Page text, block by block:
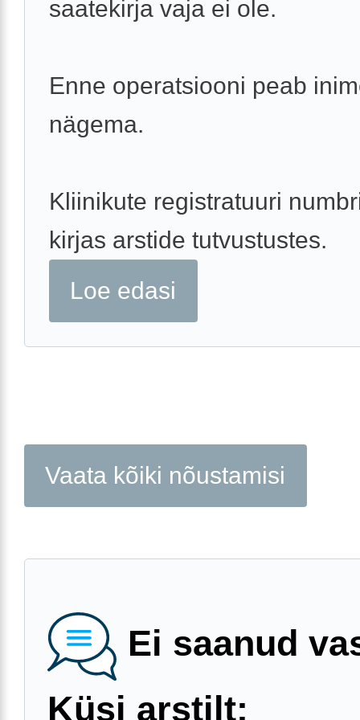
saatekirja vaja ei ole.
Enne operatsiooni peab
nägema.
Kliinikute registratuuri
kirjas arstide tutvustustes.
Loe edasi
Vaata kõiki nõustamisi
Ei saanud
Küsi arstilt: